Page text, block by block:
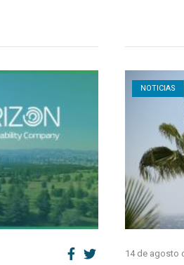
NOTICIAS
Open post
14 de agosto